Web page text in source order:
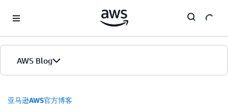
AWS Blog
首页
亚马逊AWS官方博客